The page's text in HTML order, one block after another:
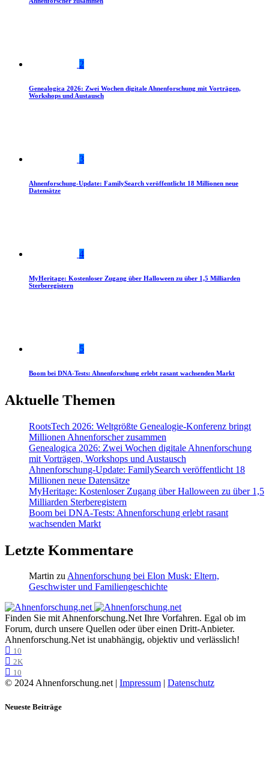
2
Genealogica 2026: Zwei Wochen digitale Ahnenforschung mit Vorträgen,
Workshops und Austausch
3
Ahnenforschung-Update: FamilySearch veröffentlicht 18 Millionen neue
Datensätze
4
MyHeritage: Kostenloser Zugang über Halloween zu über 1,5 Milliarden
Sterberegistern
5
Boom bei DNA-Tests: Ahnenforschung erlebt rasant wachsenden Markt
Aktuelle Themen
RootsTech 2026: Weltgrößte Genealogie-Konferenz bringt
Millionen Ahnenforscher zusammen
Genealogica 2026: Zwei Wochen digitale Ahnenforschung
mit Vorträgen, Workshops und Austausch
Ahnenforschung-Update: FamilySearch veröffentlicht 18
Millionen neue Datensätze
MyHeritage: Kostenloser Zugang über Halloween zu über 1,5
Milliarden Sterberegistern
Boom bei DNA-Tests: Ahnenforschung erlebt rasant
wachsenden Markt
Letzte Kommentare
Martin zu Ahnenforschung bei Elon Musk: Eltern,
Geschwister und Familiengeschichte
Finden Sie mit Ahnenforschung.Net Ihre Vorfahren. Egal ob im
Forum, durch unsere Quellen oder über einen Dritt-Anbieter.
Ahnenforschung.Net ist unabhängig, objektiv und verlässlich!
10
2K
10
© 2024 Ahnenforschung.net | Impressum | Datenschutz
Neueste Beiträge